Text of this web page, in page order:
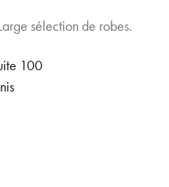
sélection de robes.
100